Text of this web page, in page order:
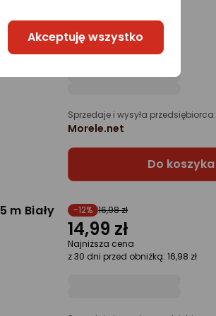
m 178,99 zł
Sprzedaje i wysyła przedsiębiorca:
Morele.net
Do koszyka
m Biały -12% 16,98 zł
14,99 zł
Najniższa cena
z 30 dni przed obniżką: 16,98 zł
Akceptuję wszystko